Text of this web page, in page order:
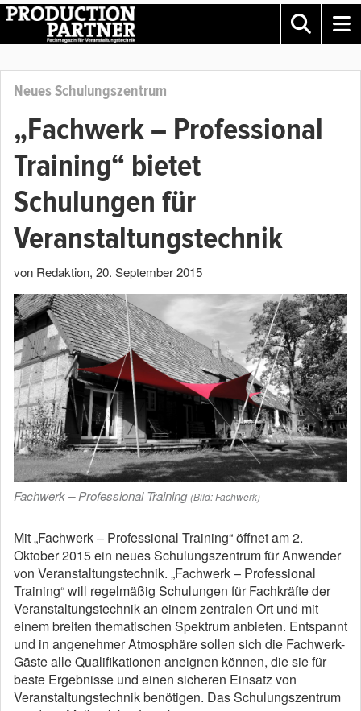
Neues Schulungszentrum
„Fachwerk – Professional
Training“ bietet
Schulungen für
Veranstaltungstechnik
von Redaktion, 20. September 2015
Fachwerk – Professional Training(Bild: Fachwerk)
Mit „Fachwerk – Professional Training“ öffnet am 2.
Oktober 2015 ein neues Schulungszentrum für Anwender
von Veranstaltungstechnik. „Fachwerk – Professional
Training“ will regelmäßig Schulungen für Fachkräfte der
Veranstaltungstechnik an einem zentralen Ort und mit
einem breiten thematischen Spektrum anbieten. Entspannt
und in angenehmer Atmosphäre sollen sich die Fachwerk-
Gäste alle Qualifikationen aneignen können, die sie für
beste Ergebnisse und einen sicheren Einsatz von
Veranstaltungstechnik benötigen. Das Schulungszentrum